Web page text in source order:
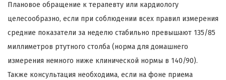
Плановое обращение к терапевту или кардиологу
целесообразно, если при соблюдении всех правил измерения
средние показатели за неделю стабильно превышают 135/85
миллиметров ртутного столба (норма для домашнего
измерения немного ниже клинической нормы в 140/90).
Также консультация необходима, если на фоне приема